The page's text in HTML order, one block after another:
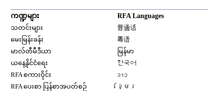
ကဏ္ဍများ
သတင်းများ
မေးမြန်းခန်း
မာလ်တီမီဒီယာ
ယနေ့နိုင်ငံရေး
RFA စကားဝိုင်း
RFA ပေးစာ ပြန်စာအပတ်စဉ်
RFA Languages
普通话
粤语
မြန်မာ
한국어
ລາວ
ខ្មែរ